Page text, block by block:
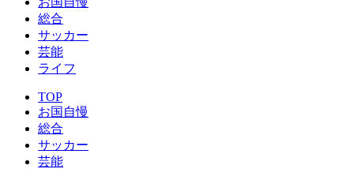
総合
サッカー
芸能
ライフ
TOP
お国自慢
総合
サッカー
芸能